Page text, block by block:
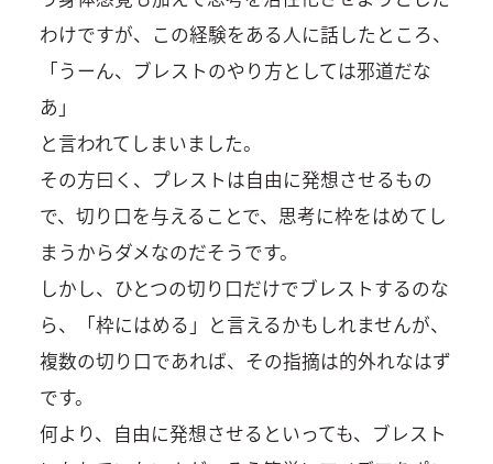
わけですが、この経験をある人に話したところ、
「うーん、ブレストのやり方としては邪道だな
あ」
と言われてしまいました。
その方曰く、プレストは自由に発想させるもの
で、切り口を与えることで、思考に枠をはめてし
まうからダメなのだそうです。
しかし、ひとつの切り口だけでブレストするのな
ら、「枠にはめる」と言えるかもしれませんが、
複数の切り口であれば、その指摘は的外れなはず
です。
何より、自由に発想させるといっても、ブレスト